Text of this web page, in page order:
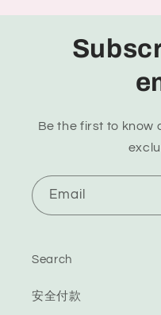
Be the first to know
Email
Search
安全付款